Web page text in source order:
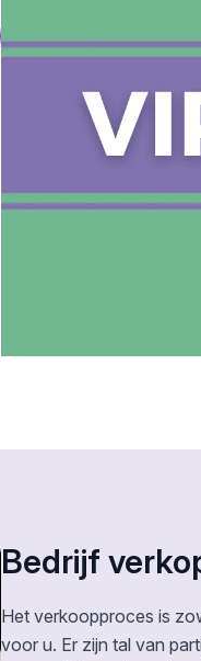
Bedrijf
Het verkoopproces is
voor u. Er zijn tal van